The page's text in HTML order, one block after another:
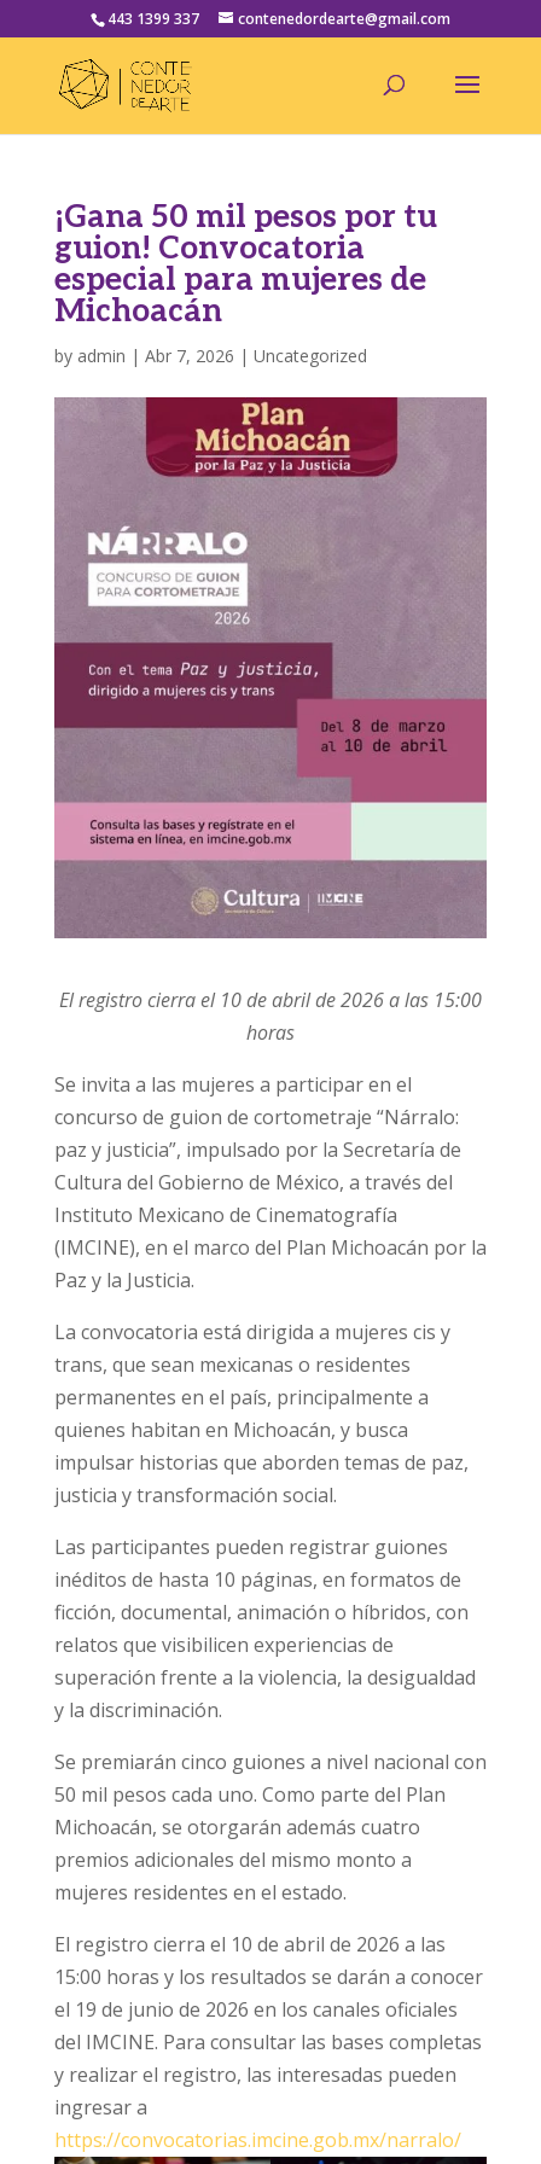
443 1399 337 contenedordearte@gmail.com
¡Gana 50 mil pesos por tu
guion! Convocatoria
especial para mujeres de
Michoacán
by admin | Abr 7, 2026 | Uncategorized
El registro cierra el 10 de abril de 2026 a las 15:00
horas
Se invita a las mujeres a participar en el
concurso de guion de cortometraje “Nárralo:
paz y justicia”, impulsado por la Secretaría de
Cultura del Gobierno de México, a través del
Instituto Mexicano de Cinematografía
(IMCINE), en el marco del Plan Michoacán por la
Paz y la Justicia.
La convocatoria está dirigida a mujeres cis y
trans, que sean mexicanas o residentes
permanentes en el país, principalmente a
quienes habitan en Michoacán, y busca
impulsar historias que aborden temas de paz,
justicia y transformación social.
Las participantes pueden registrar guiones
inéditos de hasta 10 páginas, en formatos de
ficción, documental, animación o híbridos, con
relatos que visibilicen experiencias de
superación frente a la violencia, la desigualdad
y la discriminación.
Se premiarán cinco guiones a nivel nacional con
50 mil pesos cada uno. Como parte del Plan
Michoacán, se otorgarán además cuatro
premios adicionales del mismo monto a
mujeres residentes en el estado.
El registro cierra el 10 de abril de 2026 a las
15:00 horas y los resultados se darán a conocer
el 19 de junio de 2026 en los canales oficiales
del IMCINE. Para consultar las bases completas
y realizar el registro, las interesadas pueden
ingresar a
https://convocatorias.imcine.gob.mx/narralo/